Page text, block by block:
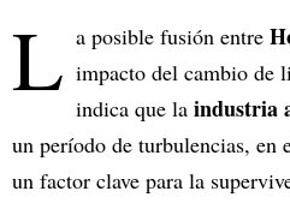
L a posible fusión entre
impacto del cambio de
indica que la industria
un período de turbulencias, en
un factor clave para la